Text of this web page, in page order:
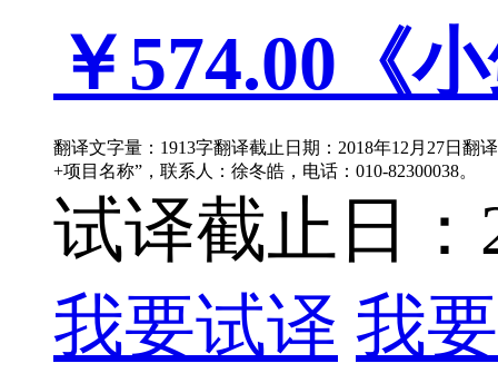
￥574.00 《
翻译文字量：1913字翻译截止日期：2018年12月27日翻
+项目名称”，联系人：徐冬皓，电话：010-82300038。
试译截止日：
我要试译 我